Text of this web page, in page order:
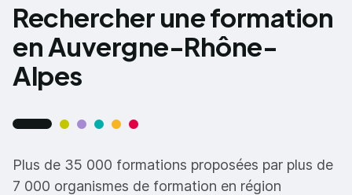
Rechercher une formation
en Auvergne-Rhône-
Alpes
Plus de 35 000 formations proposées par plus de
7 000 organismes de formation en région